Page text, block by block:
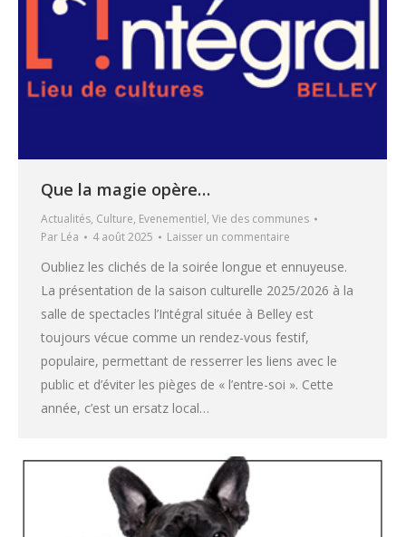
Que la magie opère…
Actualités, Culture, Evenementiel, Vie des communes
Par Léa 4 août 2025 Laisser un commentaire
Oubliez les clichés de la soirée longue et ennuyeuse.
La présentation de la saison culturelle 2025/2026 à la
salle de spectacles l’Intégral située à Belley est
toujours vécue comme un rendez-vous festif,
populaire, permettant de resserrer les liens avec le
public et d’éviter les pièges de « l’entre-soi ». Cette
année, c’est un ersatz local…